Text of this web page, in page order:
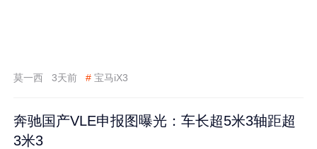
莫一西 3天前 # 宝马iX3
奔驰国产VLE申报图曝光：车长超5米3轴距超
3米3